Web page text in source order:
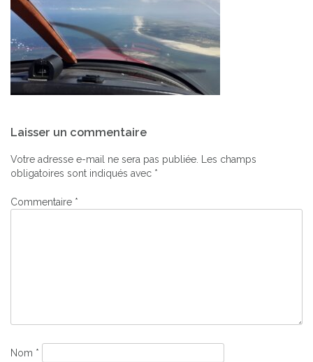
de
l’article
Laisser un commentaire
Votre adresse e-mail ne sera pas publiée. Les champs
obligatoires sont indiqués avec *
Commentaire *
Nom *